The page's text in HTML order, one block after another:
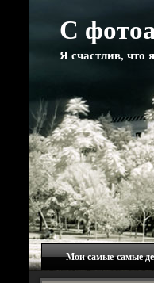
С
Я счастлив, что
Мои самые-самые